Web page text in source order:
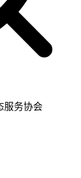
服务协会